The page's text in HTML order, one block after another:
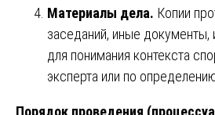
Материалы дела. Копии
заседаний, иные
для понимания контекста
эксперта или по
Порядок проведения